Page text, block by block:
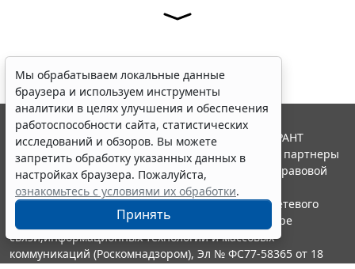
Мы обрабатываем локальные данные
браузера и используем инструменты
аналитики в целях улучшения и обеспечения
работоспособности сайта, статистических
исследований и обзоров. Вы можете
запретить обработку указанных данных в
настройках браузера. Пожалуйста,
ознакомьтесь с условиями их обработки.
Принять
© ООО "НПП "ГАРАНТ-СЕРВИС", 2026. Система ГАРАНТ
выпускается с 1990 года. Компания "Гарант" и ее партнеры
являются участниками Российской ассоциации правовой
информации ГАРАНТ.
Портал ГАРАНТ.РУ зарегистрирован в качестве сетевого
издания Федеральной службой по надзору в сфере
связи,информационных технологий и массовых
коммуникаций (Роскомнадзором), Эл № ФС77-58365 от 18